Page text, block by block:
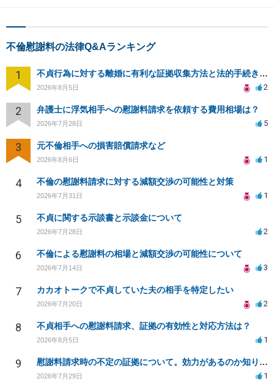
不倫慰謝料の法律Q&Aランキング
1 不貞行為に対する離婚に有利な証拠収集方法と法的手続きについて
2026年8月5日 2
2 弁護士に浮気相手への慰謝料請求を依頼する費用相場は？
2026年7月28日 5
3 元不倫相手への損害賠償請求など
2026年8月6日 1
4 不倫の慰謝料請求に対する減額交渉の可能性と対策
2026年7月31日 1
5 不貞に関する示談書と示談金について
2026年7月28日 2
6 不倫による慰謝料の相場と減額交渉の可能性について
2026年7月14日 3
7 カカオトークで不貞していた夫の相手を特定したい
2026年7月20日 2
8 不貞相手への慰謝料請求、証拠の有効性と対応方法は？
2026年8月5日 1
9 慰謝料請求時の不定の証拠について。効力があるのか知りたい。
2026年7月29日 1